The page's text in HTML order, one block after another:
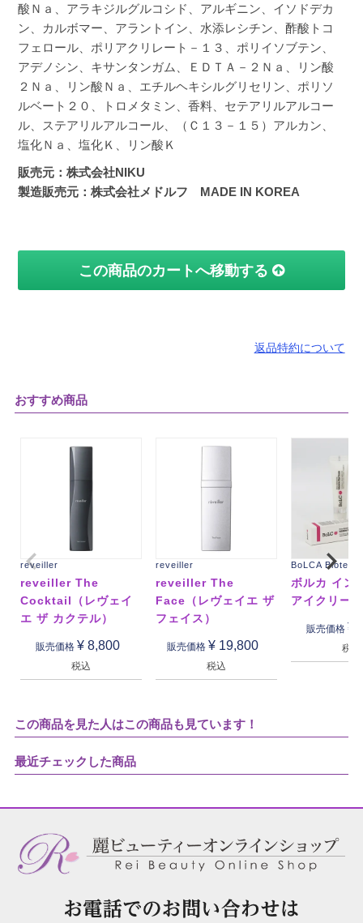
酸Ｎａ、アラキジルグルコシド、アルギニン、イソドデカ
ン、カルボマー、アラントイン、水添レシチン、酢酸トコ
フェロール、ポリアクリレート－１３、ポリイソブテン、
アデノシン、キサンタンガム、ＥＤＴＡ－２Ｎａ、リン酸
２Ｎａ、リン酸Ｎａ、エチルヘキシルグリセリン、ポリソ
ルベート２０、トロメタミン、香料、セテアリルアルコー
ル、ステアリルアルコール、（Ｃ１３－１５）アルカン、
塩化Ｎａ、塩化Ｋ、リン酸Ｋ
販売元：株式会社NIKU
製造販売元：株式会社メドルフ MADE IN KOREA
この商品のカートへ移動する
返品特約について
おすすめ商品
reveiller
reveiller The
Cocktail（レヴェイ
エ ザ カクテル）
販売価格 ¥ 8,800
税込
reveiller
reveiller The
Face（レヴェイエ ザ
フェイス）
販売価格 ¥ 19,800
税込
BoLCA
ボルカ イン
アイクリー
販売価格 ¥
税込
この商品を見た人はこの商品も見ています！
最近チェックした商品